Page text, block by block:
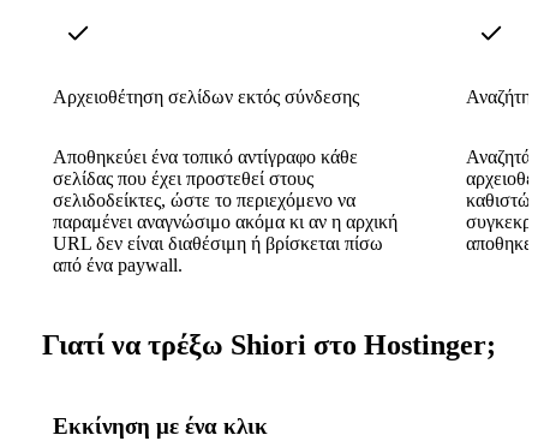
Αρχειοθέτηση σελίδων εκτός σύνδεσης
Αποθηκεύει ένα τοπικό αντίγραφο κάθε
σελίδας που έχει προστεθεί στους
σελιδοδείκτες, ώστε το περιεχόμενο να
παραμένει αναγνώσιμο ακόμα κι αν η αρχική
URL δεν είναι διαθέσιμη ή βρίσκεται πίσω
από ένα paywall.
Αναζητά
Γιατί να τρέξω Shiori στο Hostinger;
Εκκίνηση με ένα κλικ